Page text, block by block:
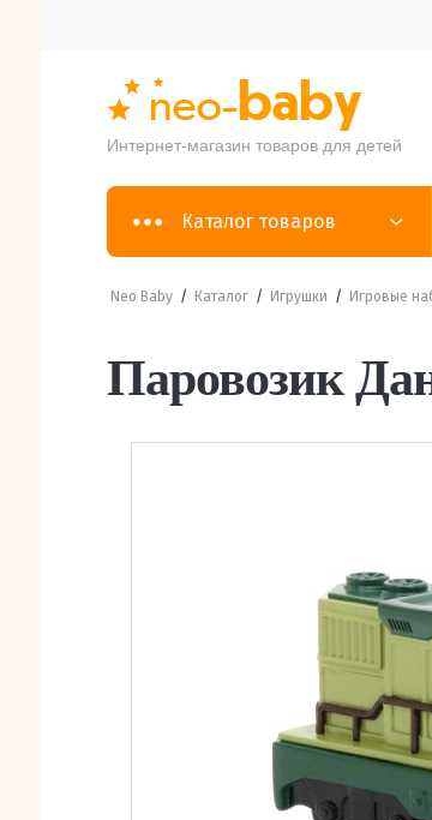
Интернет-магазин товаров для детей
Каталог товаров
Neo Baby/ Каталог/ Игрушки / Игровые
Паровозик